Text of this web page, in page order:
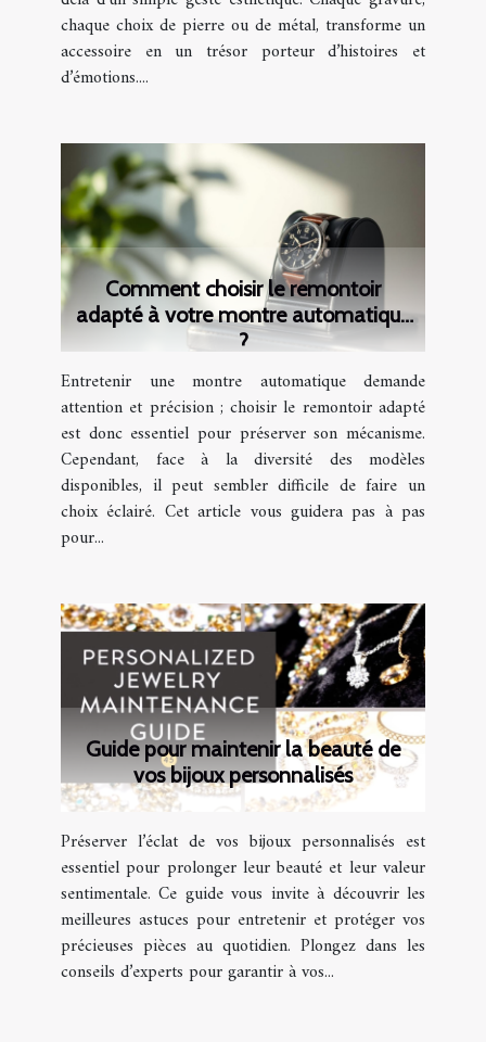
chaque choix de pierre ou de métal, transforme un
accessoire en un trésor porteur d’histoires et
d’émotions....
Comment choisir le remontoir
adapté à votre montre automatique
?
Entretenir une montre automatique demande
attention et précision ; choisir le remontoir adapté
est donc essentiel pour préserver son mécanisme.
Cependant, face à la diversité des modèles
disponibles, il peut sembler difficile de faire un
choix éclairé. Cet article vous guidera pas à pas
pour...
Guide pour maintenir la beauté de
vos bijoux personnalisés
Préserver l’éclat de vos bijoux personnalisés est
essentiel pour prolonger leur beauté et leur valeur
sentimentale. Ce guide vous invite à découvrir les
meilleures astuces pour entretenir et protéger vos
précieuses pièces au quotidien. Plongez dans les
conseils d’experts pour garantir à vos...